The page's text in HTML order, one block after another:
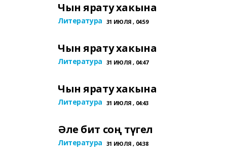
Чын ярату хакына
Литература 31 ИЮЛЯ , 04:59
Чын ярату хакына
Литература 31 ИЮЛЯ , 04:47
Чын ярату хакына
Литература 31 ИЮЛЯ , 04:43
Әле бит соң түгел
Литература 31 ИЮЛЯ , 04:38